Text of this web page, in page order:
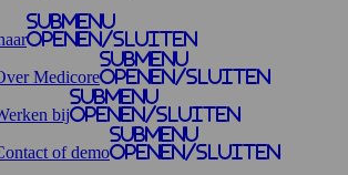
Submenu
openen/sluiten
Medicore
Submenu
openen/sluiten
bij
Submenu
openen/sluiten
of demo
Submenu
openen/sluiten